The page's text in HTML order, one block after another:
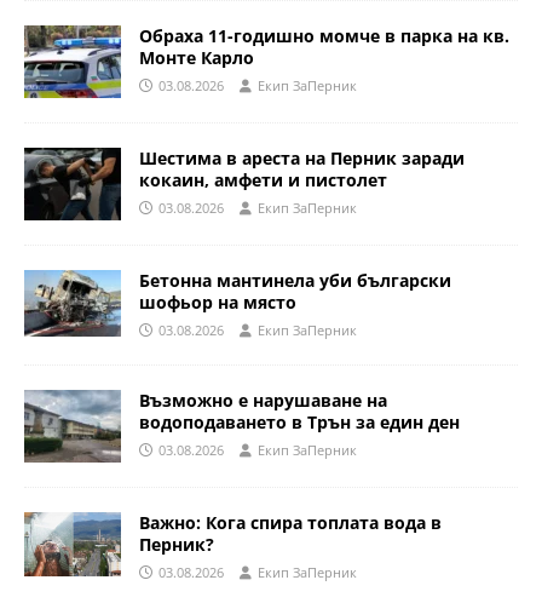
Обраха 11-годишно момче в парка на кв.
Монте Карло
03.08.2026 Eкип ЗаПерник
Шестима в ареста на Перник заради
кокаин, амфети и пистолет
03.08.2026 Eкип ЗаПерник
Бетонна мантинела уби български
шофьор на място
03.08.2026 Eкип ЗаПерник
Възможно е нарушаване на
водоподаването в Трън за един ден
03.08.2026 Eкип ЗаПерник
Важно: Кога спира топлата вода в
Перник?
03.08.2026 Eкип ЗаПерник